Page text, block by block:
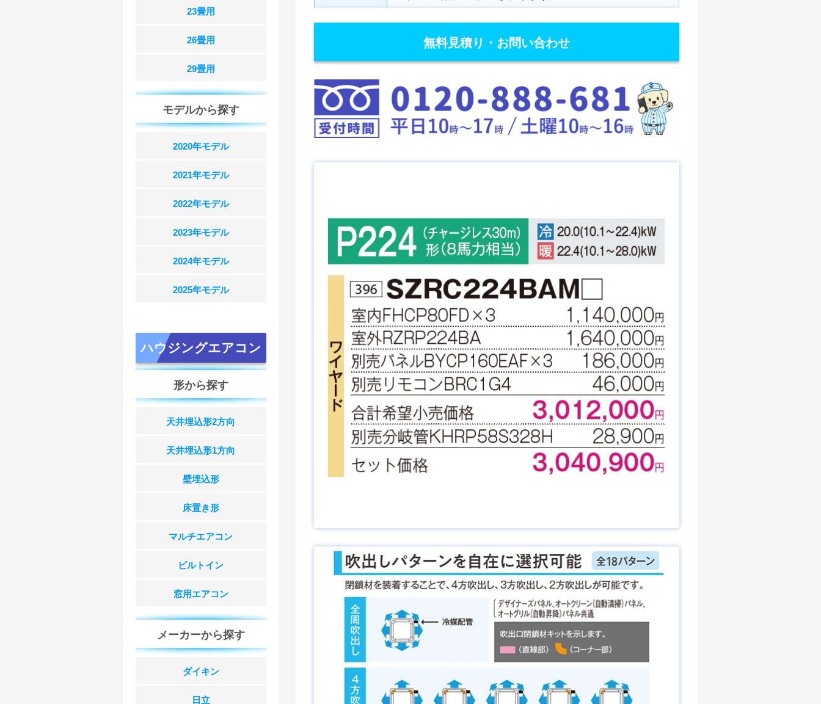
無料見積り・お問い合わせ
23畳用
26畳用
29畳用
モデルから探す
2020年モデル
2021年モデル
2022年モデル
2023年モデル
2024年モデル
2025年モデル
ハウジングエアコン
形から探す
天井埋込形2方向
天井埋込形1方向
壁埋込形
床置き形
マルチエアコン
ビルトイン
窓用エアコン
メーカーから探す
ダイキン
日立